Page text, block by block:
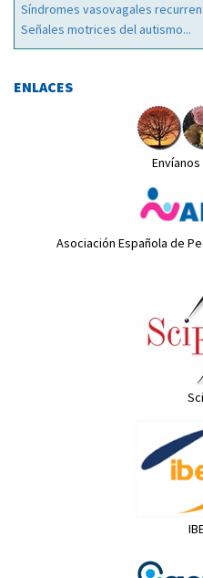
Síndromes vasovagales
Señales motrices del autismo...
ENLACES
Asociación Española de